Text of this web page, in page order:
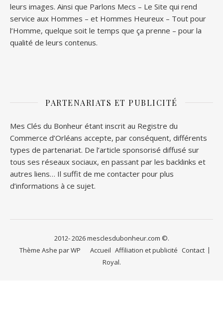
leurs images. Ainsi que Parlons Mecs – Le Site qui rend
service aux Hommes – et Hommes Heureux – Tout pour
l’Homme, quelque soit le temps que ça prenne – pour la
qualité de leurs contenus.
PARTENARIATS ET PUBLICITÉ
Mes Clés du Bonheur étant inscrit au Registre du
Commerce d’Orléans accepte, par conséquent, différents
types de partenariat. De l’article sponsorisé diffusé sur
tous ses réseaux sociaux, en passant par les backlinks et
autres liens… Il suffit de me contacter pour plus
d’informations à ce sujet.
2012- 2026 mesclesdubonheur.com ©.
Accueil Affiliation et publicité Contact
Thème Ashe parWP
Royal.